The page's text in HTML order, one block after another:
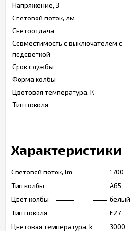
Напряжение, В
Световой поток, лм
Светоотдача
Совместимость с выключателем с
подсветкой
Срок службы
Форма колбы
Цветовая температура, К
Тип цоколя
Характеристики
Световой поток, lm
1700
Тип колбы
А65
Цвет колбы
белый
Тип цоколя
Е27
Цветовая температура, k
3000